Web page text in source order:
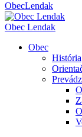
ObecLendak
Obec Lendak
Obec
História